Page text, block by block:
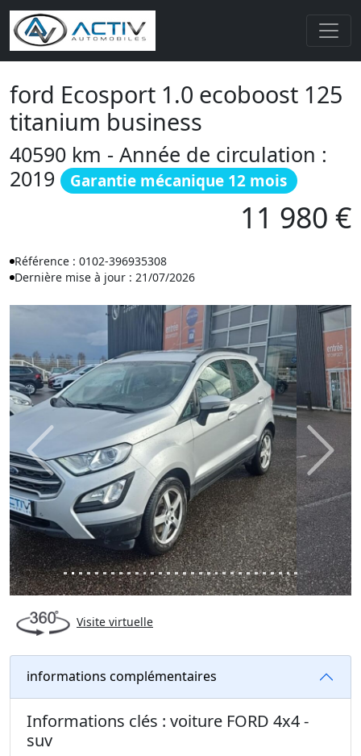
ford Ecosport 1.0 ecoboost 125
titanium business
40590 km - Année de circulation :
2019
Garantie mécanique 12 mois
11 980 €
Référence : 0102-396935308
Dernière mise à jour : 21/07/2026
Previous Next
Visite virtuelle
informations complémentaires
Informations clés : voiture FORD 4x4 -
suv